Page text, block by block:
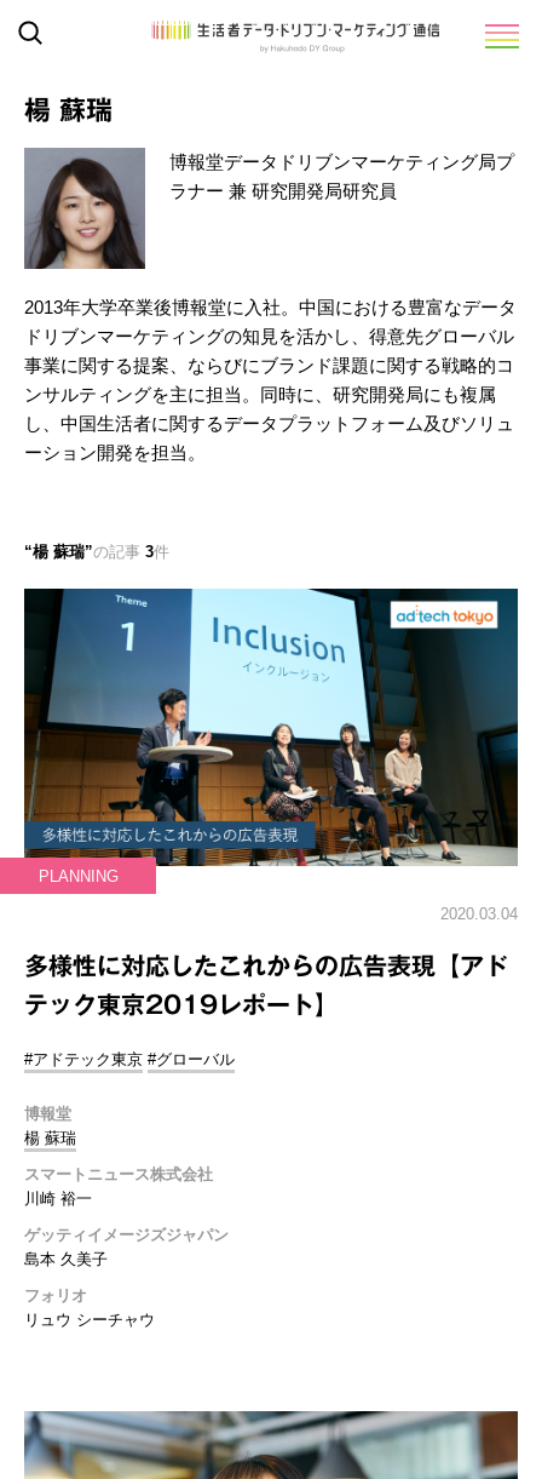
楊 蘇瑞
博報堂データドリブンマーケティング局プ
ラナー 兼 研究開発局研究員
2013年大学卒業後博報堂に入社。中国における豊富なデータ
ドリブンマーケティングの知見を活かし、得意先グローバル
事業に関する提案、ならびにブランド課題に関する戦略的コ
ンサルティングを主に担当。同時に、研究開発局にも複属
し、中国生活者に関するデータプラットフォーム及びソリュ
ーション開発を担当。
楊 蘇瑞 の記事 3件
PLANNING
2020.03.04
多様性に対応したこれからの広告表現【アド
テック東京2019レポート】
#アドテック東京 #グローバル
博報堂
楊 蘇瑞
スマートニュース株式会社
川崎 裕一
ゲッティイメージズジャパン
島本 久美子
フォリオ
リュウ シーチャウ